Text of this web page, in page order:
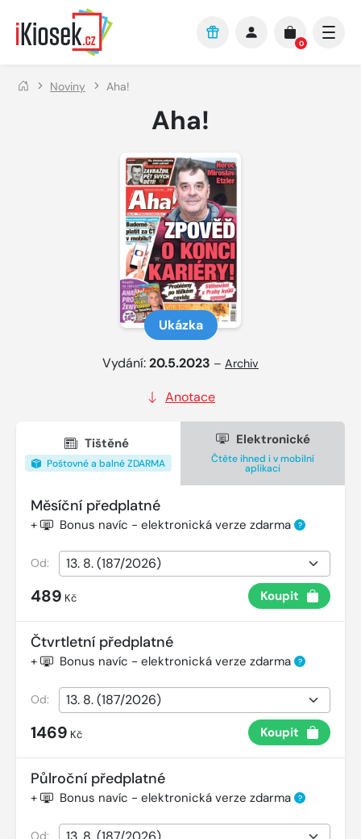
Přejít na hlavní obsah
0
Noviny Aha!
Aha!
Ukázka
Vydání:20.5.2023 – Archiv
Anotace
Tištěné
Poštovné a balné ZDARMA
Elektronické
Čtěte ihned i v mobilní
aplikaci
Měsíční předplatné
+ Bonus navíc - elektronická verze zdarma ?
Od:
489 Kč Koupit
Čtvrtletní předplatné
+ Bonus navíc - elektronická verze zdarma ?
Od:
1469 Kč Koupit
Půlroční předplatné
+ Bonus navíc - elektronická verze zdarma ?
Od: